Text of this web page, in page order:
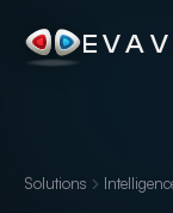
Solutions